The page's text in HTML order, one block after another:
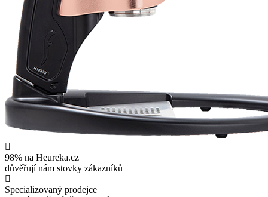
98% na Heureka.cz
důvěřují nám stovky zákazníků
Specializovaný prodejce